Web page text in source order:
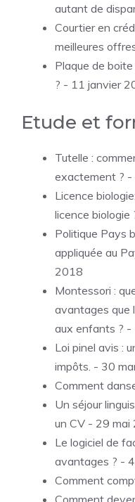
autant de
Courtier en
meilleures
Plaque de
? - 11 janvier
Etude et
Tutelle :
exactement ? -
Licence
licence biologie
Politique Pays
appliquée au
2018
Montessori :
avantages que
aux enfants ? -
Loi pinel avis :
impôts. - 30
Comment
Un séjour
un CV - 29 mai
Le logiciel de
avantages ? -
Comment
Comment